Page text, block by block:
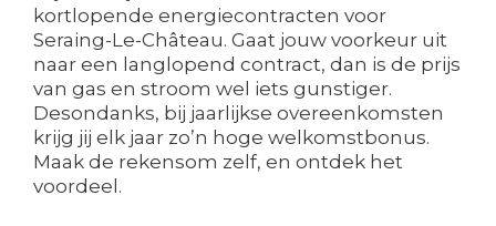
kortlopende energiecontracten voor
Seraing-Le-Château. Gaat jouw voorkeur uit
naar een langlopend contract, dan is de prijs
van gas en stroom wel iets gunstiger.
Desondanks, bij jaarlijkse overeenkomsten
krijg jij elk jaar zo’n hoge welkomstbonus.
Maak de rekensom zelf, en ontdek het
voordeel.